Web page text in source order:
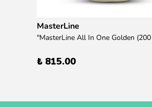
MasterLine
₺ 815.00